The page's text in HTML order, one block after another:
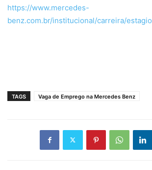
https://www.mercedes-
benz.com.br/institucional/carreira/estagio
TAGS Vaga de Emprego na Mercedes Benz